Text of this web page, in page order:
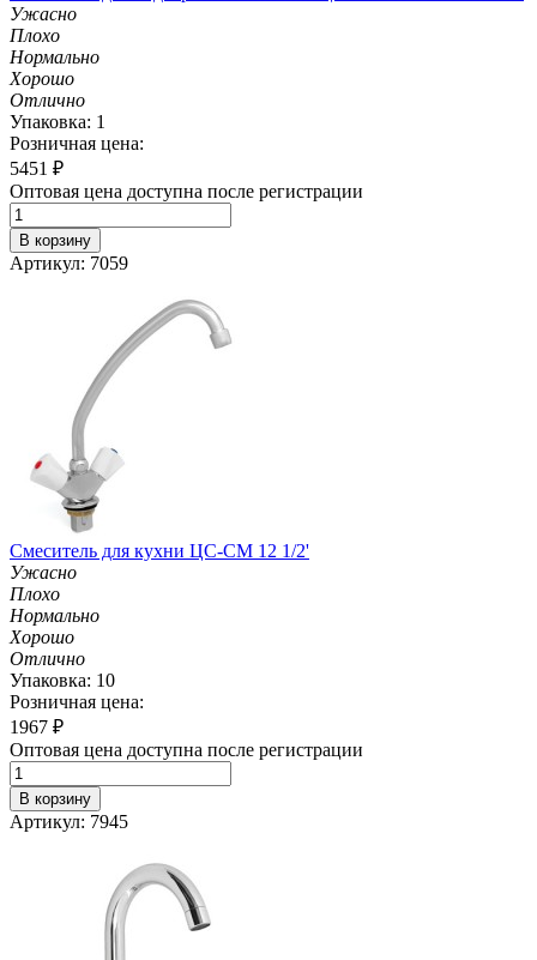
Ужасно
Плохо
Нормально
Хорошо
Отлично
Упаковка: 1
Розничная цена:
5451 ₽
Оптовая цена доступна после регистрации
В корзину
Артикул: 7059
Смеситель для кухни ЦС-СМ 12 1/2'
Ужасно
Плохо
Нормально
Хорошо
Отлично
Упаковка: 10
Розничная цена:
1967 ₽
Оптовая цена доступна после регистрации
В корзину
Артикул: 7945